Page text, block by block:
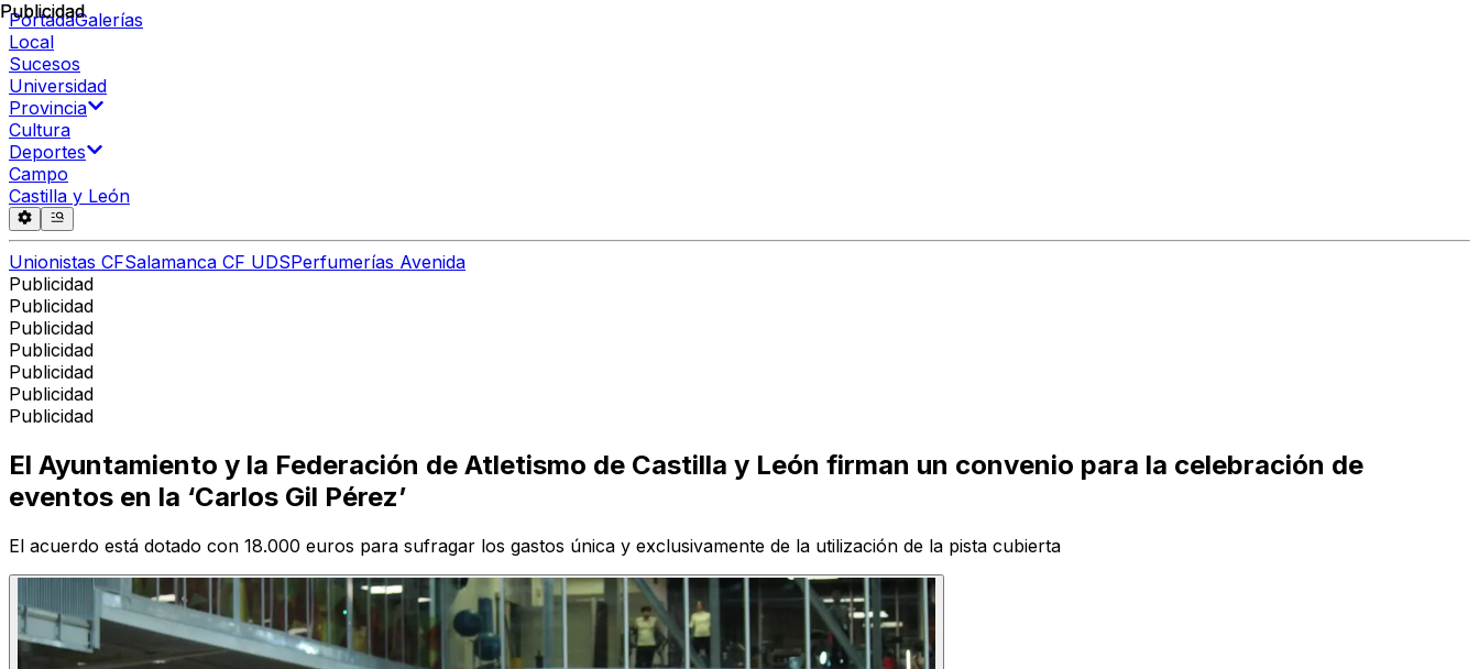
PortadaGalerías
Local
Sucesos
Universidad
Provincia
Cultura
Deportes
Campo
Castilla y León
Unionistas CFSalamanca CF UDSPerfumerías Avenida
Publicidad
Publicidad
Publicidad
Publicidad
Publicidad
Publicidad
Publicidad
Publicidad
El Ayuntamiento y la Federación de Atletismo de Castilla y León firman un convenio para la celebración de
eventos en la ‘Carlos Gil Pérez’
El acuerdo está dotado con 18.000 euros para sufragar los gastos única y exclusivamente de la utilización de la pista cubierta
Publicidad